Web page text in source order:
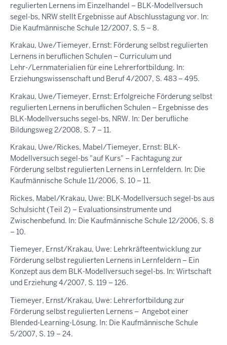
regulierten Lernens im Einzelhandel – BLK-Modellversuch
segel-bs, NRW stellt Ergebnisse auf Abschlusstagung vor. In:
Die Kaufmännische Schule 12/2007, S. 5 – 8.
Krakau, Uwe/Tiemeyer, Ernst: Förderung selbst regulierten
Lernens in beruflichen Schulen – Curriculum und
Lehr-/Lernmaterialien für eine Lehrerfortbildung. In:
Erziehungswissenschaft und Beruf 4/2007, S. 483 – 495.
Krakau, Uwe/Tiemeyer, Ernst: Erfolgreiche Förderung selbst
regulierten Lernens in beruflichen Schulen – Ergebnisse des
BLK-Modellversuchs segel-bs, NRW. In: Der berufliche
Bildungsweg 2/2008, S. 7 – 11.
Krakau, Uwe/Rickes, Mabel/Tiemeyer, Ernst: BLK-
Modellversuch segel-bs "auf Kurs" – Fachtagung zur
Förderung selbst regulierten Lernens in Lernfeldern. In: Die
Kaufmännische Schule 11/2006, S. 10 – 11.
Rickes, Mabel/Krakau, Uwe: BLK-Modellversuch segel-bs aus
Schulsicht (Teil 2) – Evaluationsinstrumente und
Zwischenbefund. In: Die Kaufmännische Schule 12/2006, S. 8
– 10.
Tiemeyer, Ernst/Krakau, Uwe: Lehrkräfteentwicklung zur
Förderung selbst regulierten Lernens in Lernfeldern – Ein
Konzept aus dem BLK-Modellversuch segel-bs. In: Wirtschaft
und Erziehung 4/2007, S. 119 – 126.
Tiemeyer, Ernst/Krakau, Uwe: Lehrerfortbildung zur
Förderung selbst regulierten Lernens – Angebot einer
Blended-Learning-Lösung. In: Die Kaufmännische Schule
5/2007, S. 19 – 24.